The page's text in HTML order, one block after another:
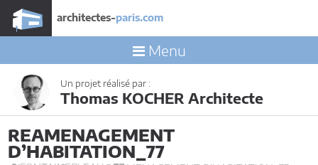
architectes-paris.com
Menu
Un projet réalisé par :
Thomas KOCHER Architecte
REAMENAGEMENT
D’HABITATION_77